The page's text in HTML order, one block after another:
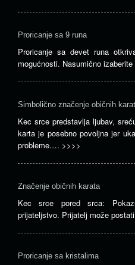
Proricanje sa 9 runa
Proricanje sa devet runa
mogućnosti. Nasumično
Simbolično značenje običnih
Kec srce predstavlja ljubav,
karta je posebno povoljna jer
probleme.… >>>>
Značenje običnih karata
Kec srce pored srca:
prijateljstvo. Prijatelj može
Proricanje sa kristalima